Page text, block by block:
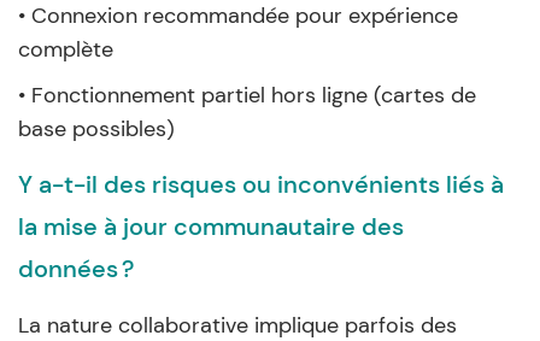
• Connexion recommandée pour expérience
complète
• Fonctionnement partiel hors ligne (cartes de
base possibles)
Y a-t-il des risques ou inconvénients liés à
la mise à jour communautaire des
données ?
La nature collaborative implique parfois des